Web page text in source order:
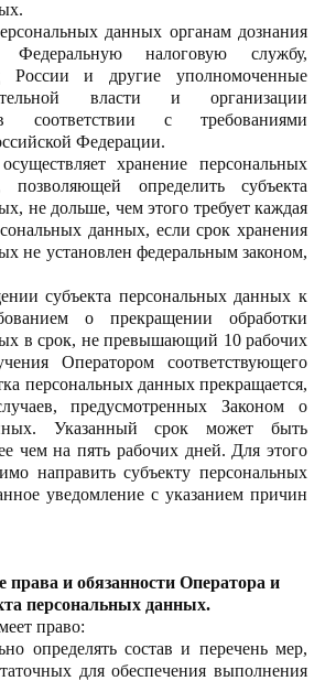
данных органам дознания
налоговую службу,
России и другие уполномоченные
власти и организации
в соответствии с требованиями
Федерации.
хранение персональных
определить субъекта
не дольше, чем этого требует каждая
данных, если срок хранения
не установлен федеральным законом,
субъекта персональных данных к
о прекращении обработки
в срок, не превышающий 10 рабочих
Оператором соответствующего
персональных данных прекращается,
предусмотренных Законом о
Указанный срок может быть
чем на пять рабочих дней. Для этого
направить субъекту персональных
уведомление с указанием причин
права и обязанности Оператора и
персональных данных.
право:
определять состав и перечень мер,
для обеспечения выполнения